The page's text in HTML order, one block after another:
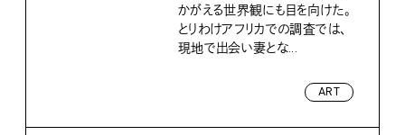
かがえる世界観にも目を向けた。
とりわけアフリカでの調査では、
現地で出会い妻とな...
ART